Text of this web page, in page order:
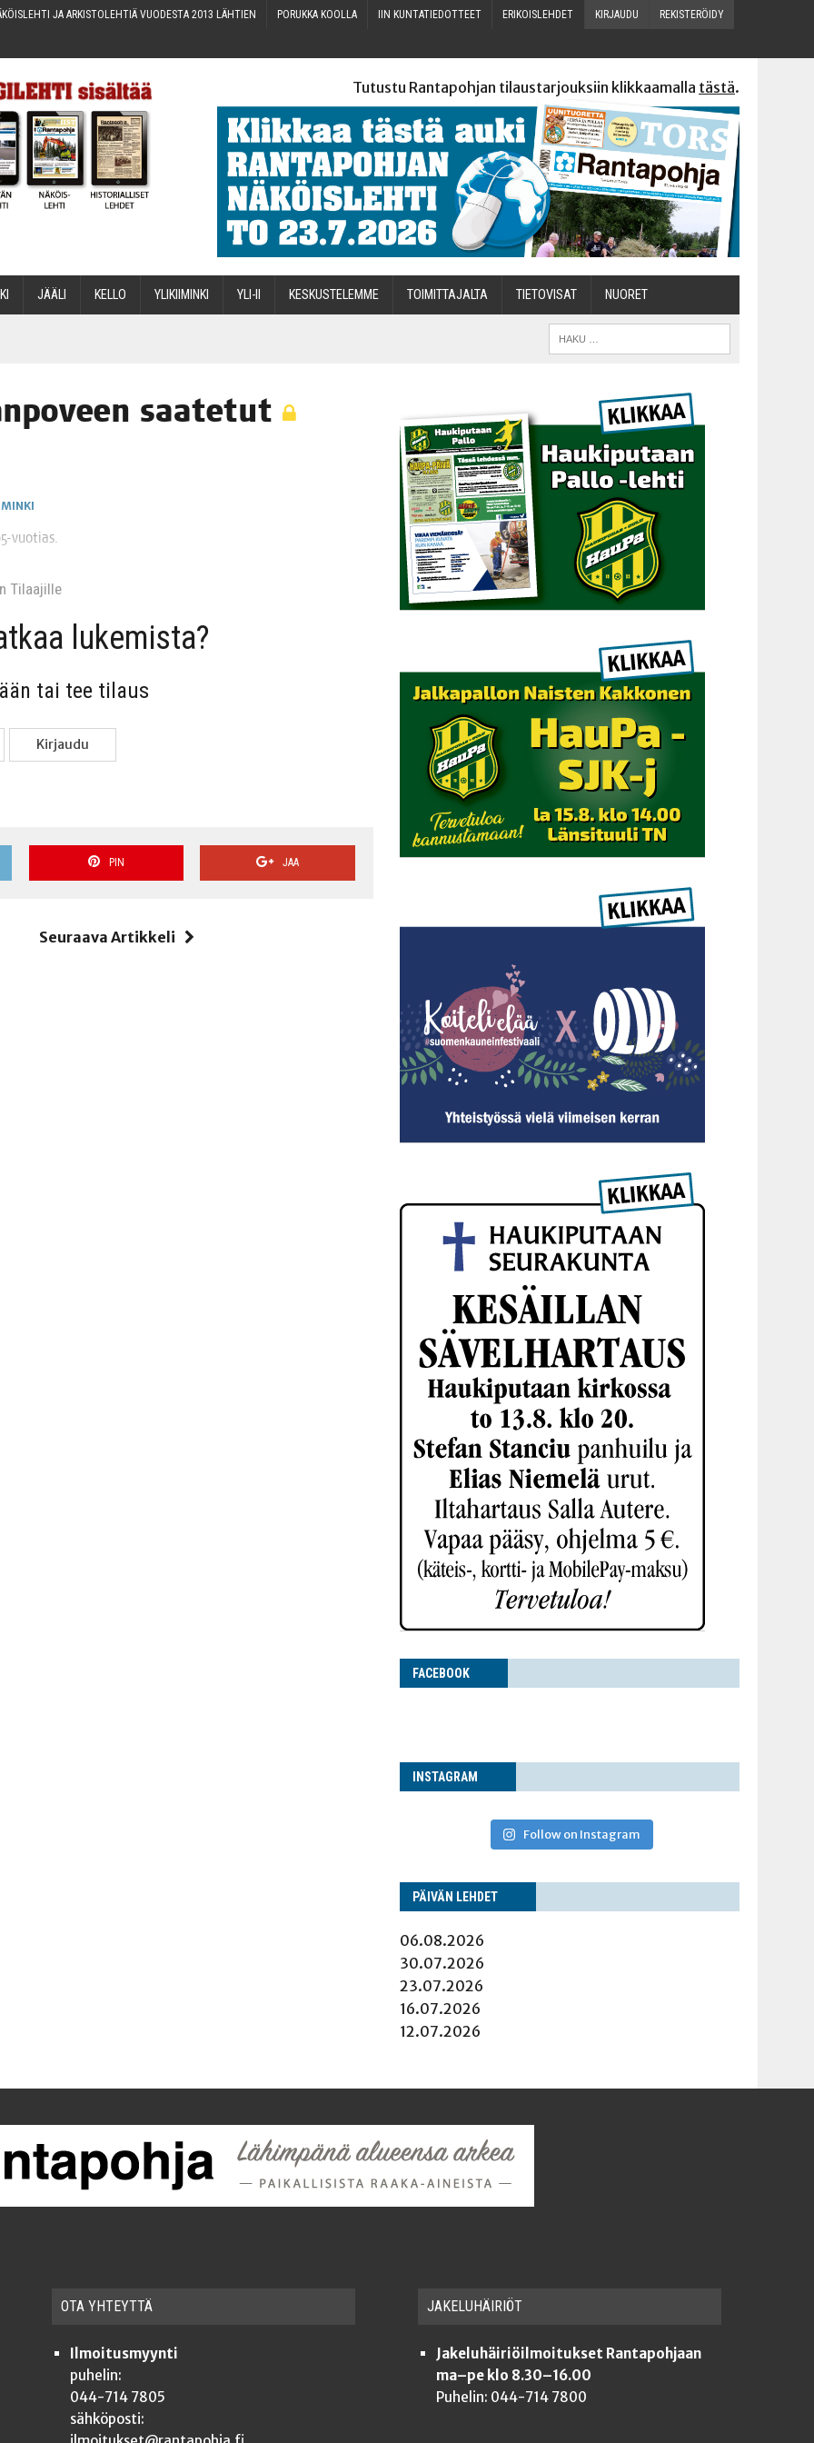
JA ARKIS­TO­LEH­TIÄ VUO­DES­TA 2013 LÄHTIEN PORUK­KA KOOLLA IIN KUN­TA­TIE­DOT­TEET ERI­KOIS­LEH­DET KIR­JAU­DU REKIS­TE­RÖI­DY
Tutustu Rantapohjan tilaustarjouksiin klikkaamalla tästä.
JÄÄ­LI KEL­LO YLI­KII­MIN­KI YLI-II KES­KUS­TE­LEM­ME TOI­MIT­TA­JAL­TA TIETOVISAT NUO­RET
saatetut
vuotias.
Tilaa­jil­le
lukemista?
tai tee tilaus
Kir­jau­du
PIN JAA
Seuraava Artikkeli
FACE­BOOK
INS­TA­GRAM
Follow on Instagram
PÄI­VÄN LEHDET
06.08.2026
30.07.2026
23.07.2026
16.07.2026
12.07.2026
OTA YHTEYT­TÄ
Ilmoitusmyynti
puhelin:
044-714 7805
sähköposti:
JAKE­LU­HÄI­RIÖT
Jakeluhäiriöilmoitukset Rantapohjaan
ma–pe klo 8.30–16.00
Puhelin: 044-714 7800